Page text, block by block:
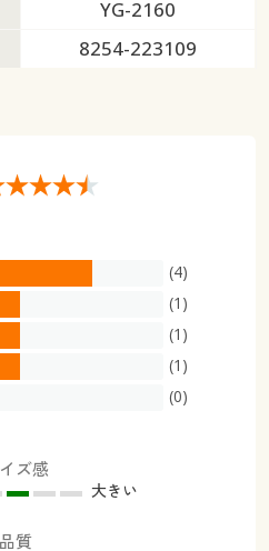
YG-2160
8254-223109
(4)
(1)
(1)
(1)
(0)
ズ感
大きい
品質